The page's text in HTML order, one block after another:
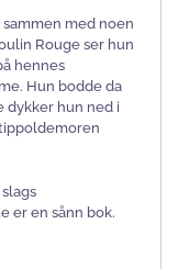
sammen med noen
Rouge ser hun
hennes
Hun bodde da
dykker hun ned i
er en sånn bok.